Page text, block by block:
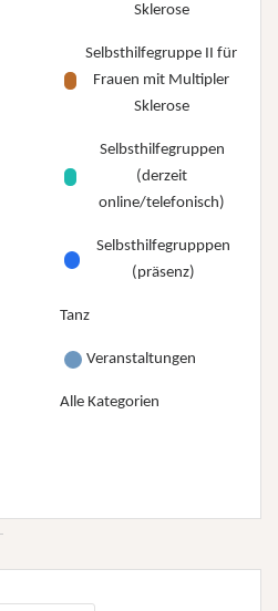
Sklerose
Selbsthilfegruppe II für
Frauen mit Multipler
Sklerose
Selbsthilfegruppen
(derzeit
online/telefonisch)
Selbsthilfegrupppen
(präsenz)
Tanz
Veranstaltungen
Alle Kategorien